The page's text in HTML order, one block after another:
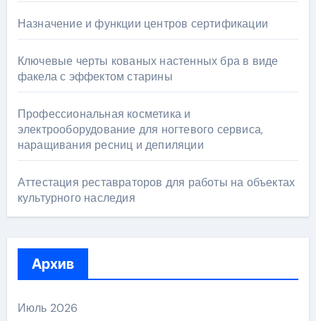
Назначение и функции центров сертификации
Ключевые черты кованых настенных бра в виде
факела с эффектом старины
Профессиональная косметика и
электрооборудование для ногтевого сервиса,
наращивания ресниц и депиляции
Аттестация реставраторов для работы на объектах
культурного наследия
Архив
Июль 2026